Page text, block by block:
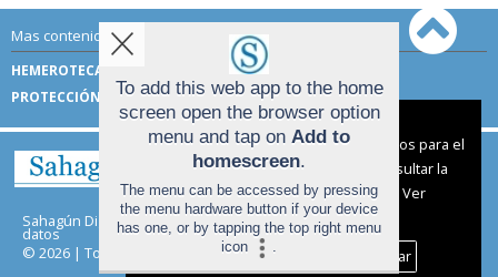
Mas contenido de Sahagún Digital:
HEMEROTECA
TÉRMINOS DE USO
PROTECCIÓN DE DATOS
Sahagún Digital | Términos de uso|Protección de
datos
© 2026 | Todos los derechos reservados
To add this web app to the home
screen open the browser option
menu and tap on Add to
homescreen.
The menu can be accessed by pressing
the menu hardware button if your device
has one, or by tapping the top right menu
icon
.
Aviso sobre el Uso de cookies:
Utilizamos cookies nuestras y de terceros para el
funcionamiento del digital. Puedes consultar la
lista de cookies y como desconectarlas.
Ver
nuestra Política de Privacidad y Cookies
Aceptar Cookies
Personalizar